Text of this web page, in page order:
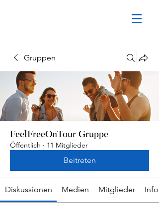
Gruppen
FeelFreeOnTour Gruppe
Öffentlich · 11 Mitglieder
Beitreten
Diskussionen Medien Mitglieder Info